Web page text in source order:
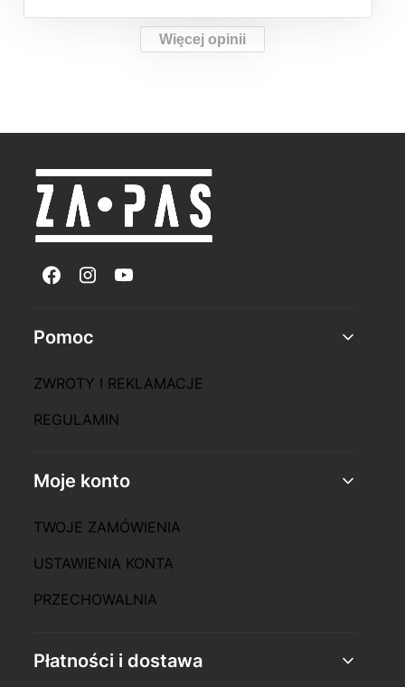
Więcej opinii
Linki w stopce
Pomoc
ZWROTY I REKLAMACJE
REGULAMIN
Moje konto
TWOJE ZAMÓWIENIA
USTAWIENIA KONTA
PRZECHOWALNIA
Płatności i dostawa